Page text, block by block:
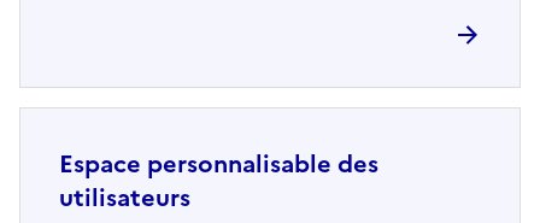
Espace personnalisable des
utilisateurs